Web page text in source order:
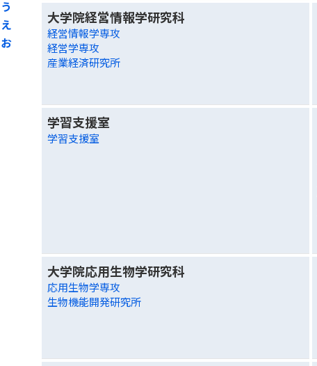
う
え
お
大学院経営情報学研究科
経営情報学専攻
経営学専攻
産業経済研究所
学習支援室
学習支援室
大学院応用生物学研究科
応用生物学専攻
生物機能開発研究所